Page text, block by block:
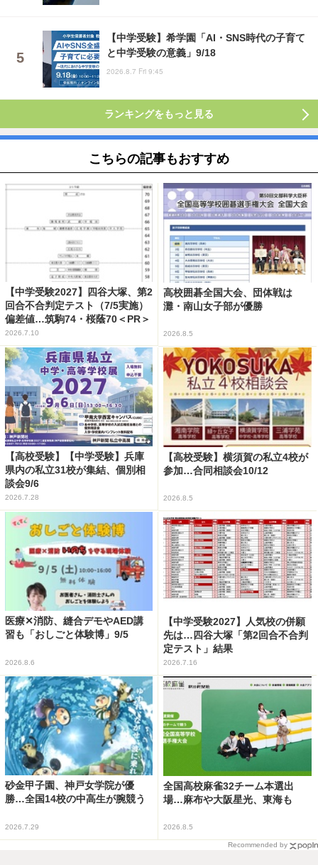
【中学受験】希学園「AI・SNS時代の子育て
と中学受験の意義」9/18
2026.8.7 Fri 9:45
ランキングをもっと見る
こちらの記事もおすすめ
【中学受験2027】四谷大塚、第2
回合不合判定テスト（7/5実施）
偏差値…筑駒74・桜蔭70＜PR＞
2026.7.10
高校囲碁全国大会、団体戦は
灘・南山女子部が優勝
2026.8.5
【高校受験】【中学受験】兵庫
県内の私立31校が集結、個別相
談会9/6
2026.7.28
【高校受験】横須賀の私立4校が
参加…合同相談会10/12
2026.8.5
医療✕消防、縫合デモやAED講
習も「おしごと体験博」9/5
2026.8.6
【中学受験2027】人気校の併願
先は…四谷大塚「第2回合不合判
定テスト」結果
2026.7.16
砂金甲子園、神戸女学院が優
勝…全国14校の中高生が腕競う
2026.7.29
全国高校麻雀32チーム本選出
場…麻布や大阪星光、東海も
2026.8.5
Recommended by